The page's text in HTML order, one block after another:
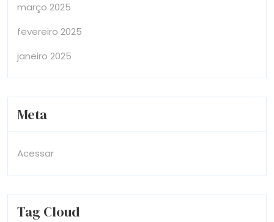
março 2025
fevereiro 2025
janeiro 2025
Meta
Acessar
Tag Cloud